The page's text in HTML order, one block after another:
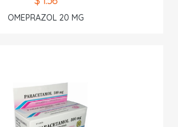
OMEPRAZOL 20 MG